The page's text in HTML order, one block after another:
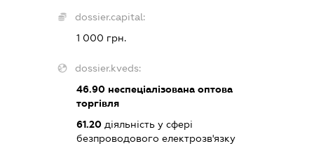
dossier.capital:
1 000 грн.
dossier.kveds:
46.90 неспеціалізована оптова
торгівля
61.20 діяльність у сфері
безпроводового електрозв'язку